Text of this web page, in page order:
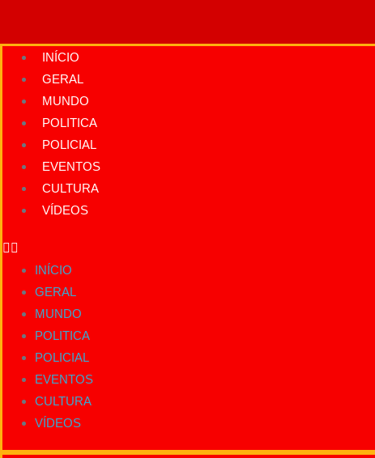
conteúdo
INÍCIO
GERAL
MUNDO
POLITICA
POLICIAL
EVENTOS
CULTURA
VÍDEOS
INÍCIO
GERAL
MUNDO
POLITICA
POLICIAL
EVENTOS
CULTURA
VÍDEOS